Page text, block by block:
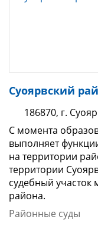
Суоярвский
186870, г.
С момента
выполняет
на территории
территории
судебный участок
района.
Районные суды